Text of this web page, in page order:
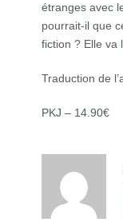
étranges avec
pourrait-il que
fiction ? Elle
Traduction de
PKJ – 14.90€